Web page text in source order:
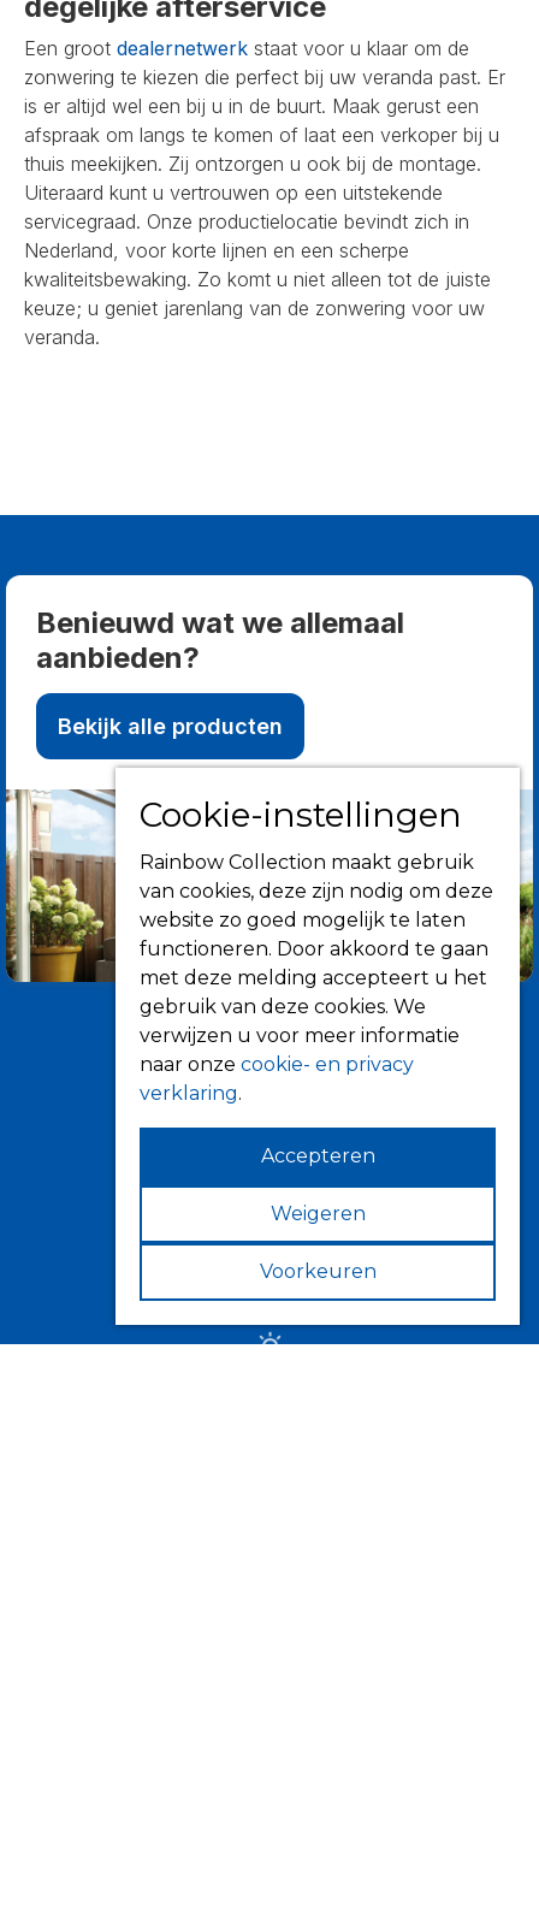
Een groot dealernetwerk staat voor u klaar om de
zonwering te kiezen die perfect bij uw veranda past. Er
is er altijd wel een bij u in de buurt. Maak gerust een
afspraak om langs te komen of laat een verkoper bij u
thuis meekijken. Zij ontzorgen u ook bij de montage.
Uiteraard kunt u vertrouwen op een uitstekende
servicegraad. Onze productielocatie bevindt zich in
Nederland, voor korte lijnen en een scherpe
kwaliteitsbewaking. Zo komt u niet alleen tot de juiste
keuze; u geniet jarenlang van de zonwering voor uw
veranda.
Benieuwd wat we allemaal
aanbieden?
Bekijk alle producten
Informatie
Over ons
Tips
Verkooppunten
Cookie-instellingen
Rainbow Collection maakt gebruik
van cookies, deze zijn nodig om deze
website zo goed mogelijk te laten
functioneren. Door akkoord te gaan
met deze melding accepteert u het
gebruik van deze cookies. We
verwijzen u voor meer informatie
naar onze cookie- en privacy
verklaring.
Accepteren
Weigeren
Voorkeuren